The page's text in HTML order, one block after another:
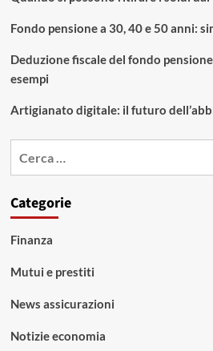
Fondo pensione a 30, 40 e 50 anni:
Deduzione fiscale del fondo
esempi
Artigianato digitale: il futuro
Categorie
Finanza
Mutui e prestiti
News assicurazioni
Notizie economia